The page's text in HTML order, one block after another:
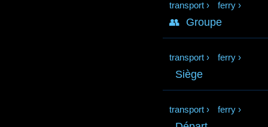
transport › ferry ›
👥 Groupe
transport › ferry ›
Siège
transport › ferry ›